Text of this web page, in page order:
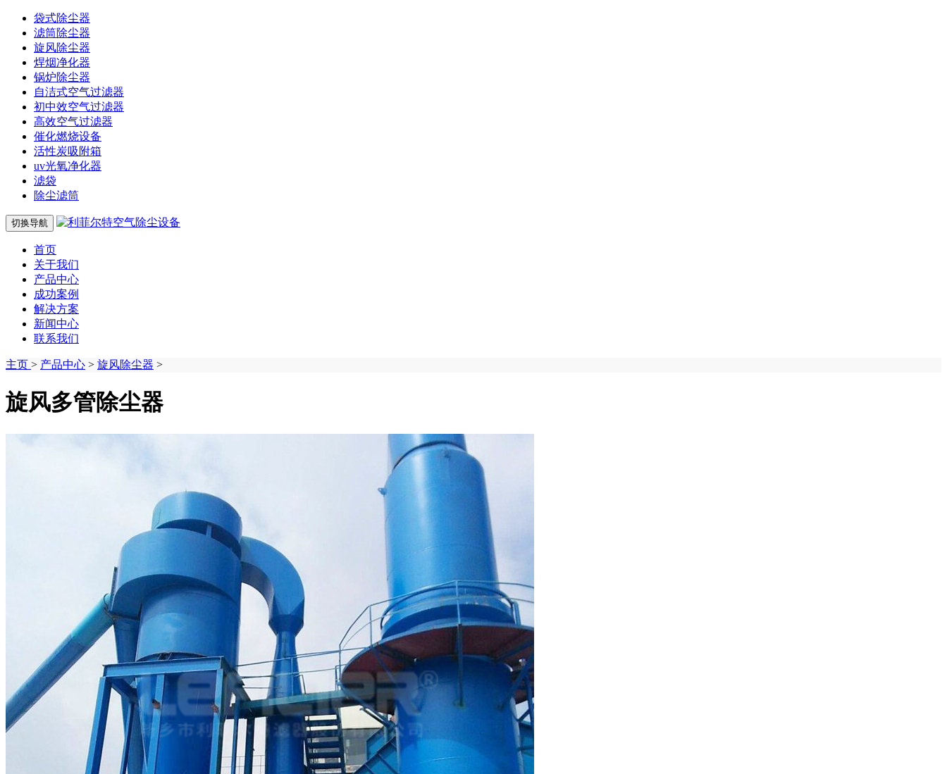
袋式除尘器
滤筒除尘器
旋风除尘器
焊烟净化器
锅炉除尘器
自洁式空气过滤器
初中效空气过滤器
高效空气过滤器
催化燃烧设备
活性炭吸附箱
uv光氧净化器
滤袋
除尘滤筒
切换导航
首页
关于我们
产品中心
成功案例
解决方案
新闻中心
联系我们
主页 > 产品中心 > 旋风除尘器 >
旋风多管除尘器